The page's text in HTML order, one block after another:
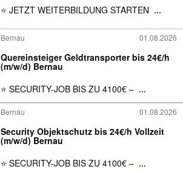
⭐ JETZT WEITERBILDUNG STARTEN ...
Bernau 01.08.2026
Quereinsteiger Geldtransporter bis 24€/h
(m/w/d) Bernau
⭐ SECURITY-JOB BIS ZU 4100€ – ...
Bernau 01.08.2026
Security Objektschutz bis 24€/h Vollzeit
(m/w/d) Bernau
⭐ SECURITY-JOB BIS ZU 4100€ – ...